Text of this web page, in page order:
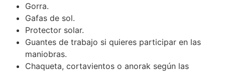
Gorra.
Gafas de sol.
Protector solar.
Guantes de trabajo si quieres participar en las
maniobras.
Chaqueta, cortavientos o anorak según las